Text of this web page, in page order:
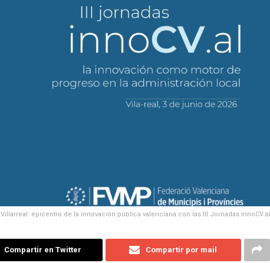
Villarreal: epicentro de la innovación pública valenciana con las III Jornadas InnoCV.al
Compartir en Twitter Compartir por mail